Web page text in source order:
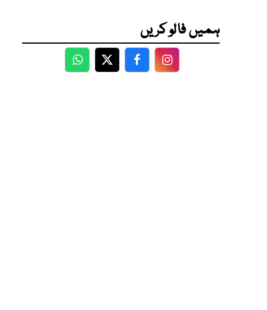
ہمیں فالو کریں
WhatsApp
TwitterFacebookFacebook